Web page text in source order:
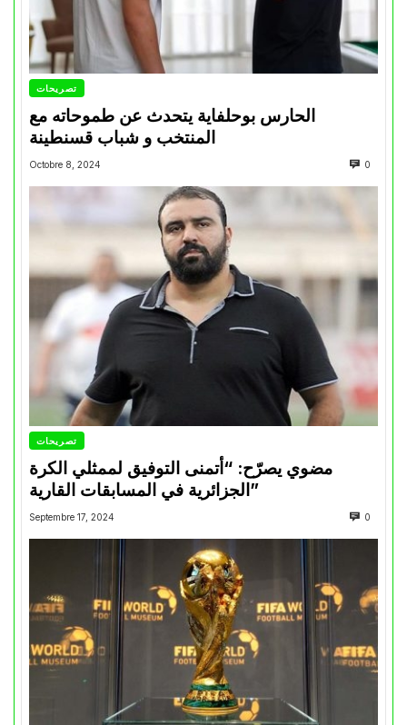
تصريحات
الحارس بوحلفاية يتحدث عن طموحاته مع
المنتخب و شباب قسنطينة
Octobre 8, 2024 0
تصريحات
مضوي يصرّح: “أتمنى التوفيق لممثلي الكرة
الجزائرية في المسابقات القارية”
Septembre 17, 2024 0